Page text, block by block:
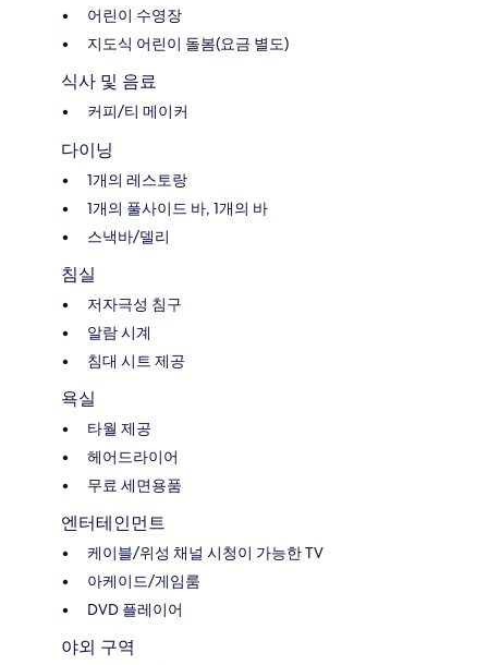
어린이 수영장
지도식 어린이 돌봄(요금 별도)
식사 및 음료
커피/티 메이커
다이닝
1개의 레스토랑
1개의 풀사이드 바, 1개의 바
스낵바/델리
침실
저자극성 침구
알람 시계
침대 시트 제공
욕실
타월 제공
헤어드라이어
무료 세면용품
엔터테인먼트
케이블/위성 채널 시청이 가능한 TV
아케이드/게임룸
DVD 플레이어
야외 구역